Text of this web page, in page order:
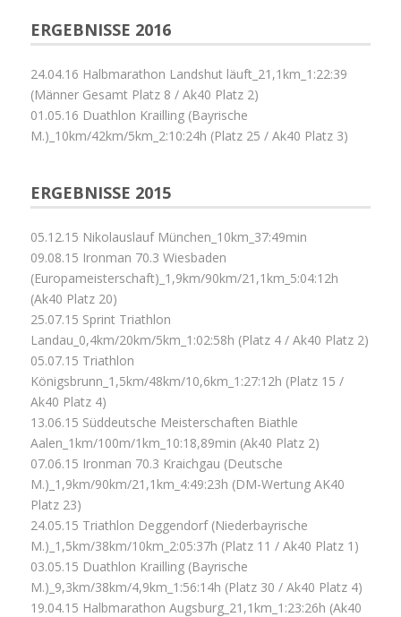
ERGEBNISSE 2016
24.04.16 Halbmarathon Landshut läuft_21,1km_1:22:39
(Männer Gesamt Platz 8 / Ak40 Platz 2)
01.05.16 Duathlon Krailling (Bayrische
M.)_10km/42km/5km_2:10:24h (Platz 25 / Ak40 Platz 3)
ERGEBNISSE 2015
05.12.15 Nikolauslauf München_10km_37:49min
09.08.15 Ironman 70.3 Wiesbaden
(Europameisterschaft)_1,9km/90km/21,1km_5:04:12h
(Ak40 Platz 20)
25.07.15 Sprint Triathlon
Landau_0,4km/20km/5km_1:02:58h (Platz 4 / Ak40 Platz 2)
05.07.15 Triathlon
Königsbrunn_1,5km/48km/10,6km_1:27:12h (Platz 15 /
Ak40 Platz 4)
13.06.15 Süddeutsche Meisterschaften Biathle
Aalen_1km/100m/1km_10:18,89min (Ak40 Platz 2)
07.06.15 Ironman 70.3 Kraichgau (Deutsche
M.)_1,9km/90km/21,1km_4:49:23h (DM-Wertung AK40
Platz 23)
24.05.15 Triathlon Deggendorf (Niederbayrische
M.)_1,5km/38km/10km_2:05:37h (Platz 11 / Ak40 Platz 1)
03.05.15 Duathlon Krailling (Bayrische
M.)_9,3km/38km/4,9km_1:56:14h (Platz 30 / Ak40 Platz 4)
19.04.15 Halbmarathon Augsburg_21,1km_1:23:26h (Ak40